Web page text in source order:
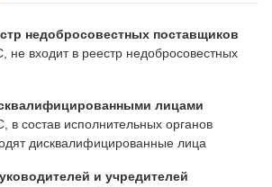
недобросовестных поставщиков
входит в реестр недобросовестных
лицами
состав исполнительных органов
дисквалифицированные лица
и учредителей